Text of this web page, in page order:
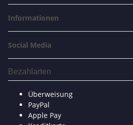
Informationen
Social Media
Bezahlarten
Überweisung
PayPal
Apple Pay